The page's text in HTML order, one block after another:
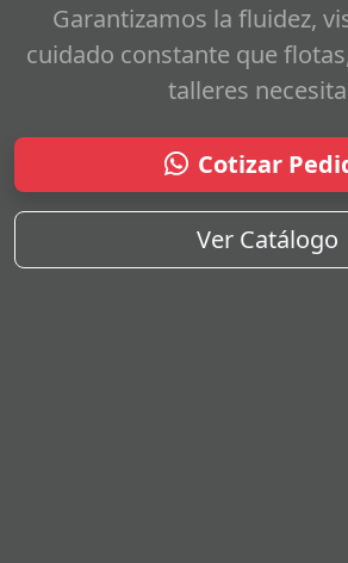
Garantizamos la fluidez,
cuidado constante que
talleres
Cotizar
Ver Catálogo